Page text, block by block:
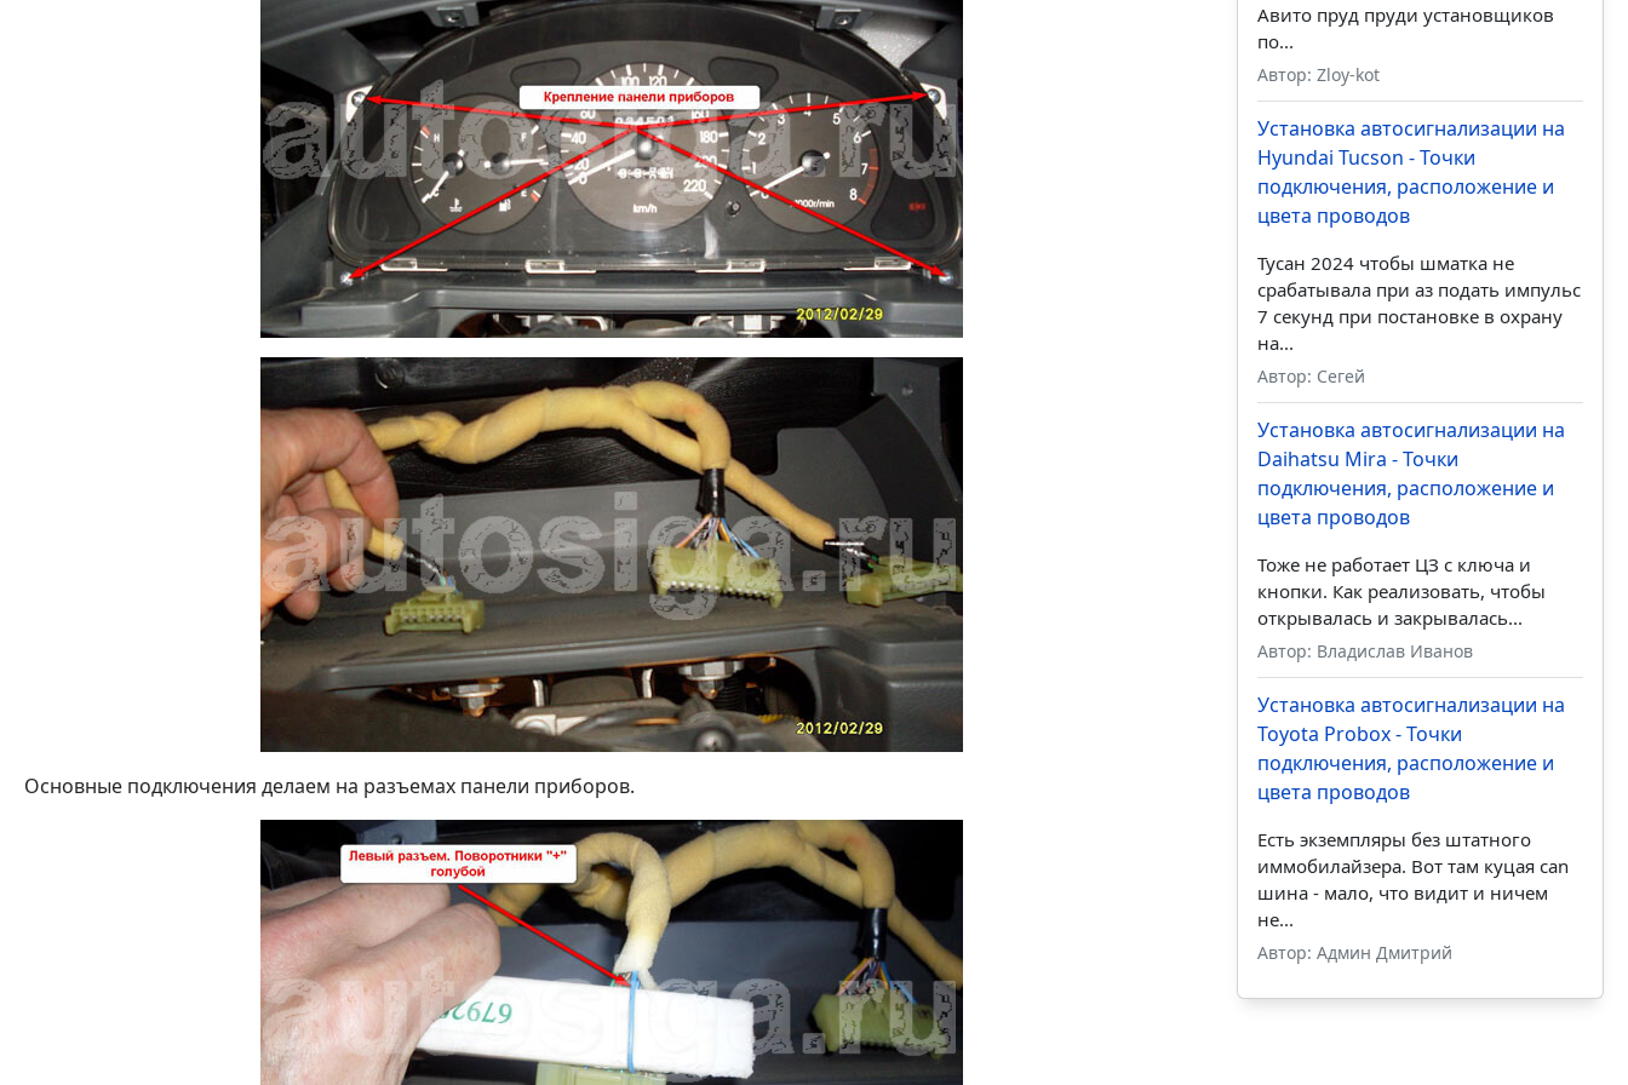
Основные подключения делаем на разъемах панели приборов.
Авито пруд пруди установщиков
по...
Автор: Zloy-kot
Установка автосигнализации на
Hyundai Tucson - Точки
подключения, расположение и
цвета проводов
Тусан 2024 чтобы шматка не
срабатывала при аз подать импульс
7 секунд при постановке в охрану
на...
Автор: Сегей
Установка автосигнализации на
Daihatsu Mira - Точки
подключения, расположение и
цвета проводов
Тоже не работает ЦЗ с ключа и
кнопки. Как реализовать, чтобы
открывалась и закрывалась...
Автор: Владислав Иванов
Установка автосигнализации на
Toyota Probox - Точки
подключения, расположение и
цвета проводов
Есть экземпляры без штатного
иммобилайзера. Вот там куцая can
шина - мало, что видит и ничем
не...
Автор: Админ Дмитрий